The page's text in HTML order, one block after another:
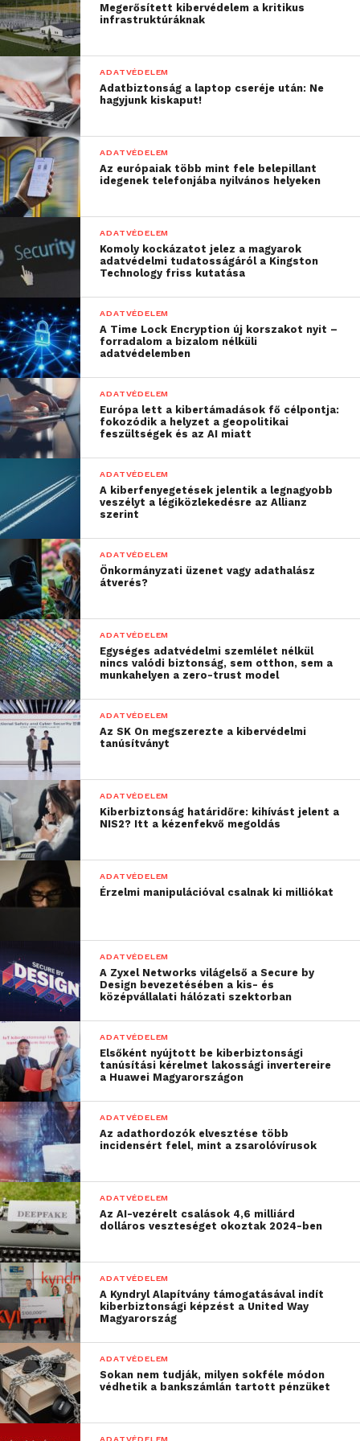
ezért arra hívja fel a figyelmet, hogy egy webáruház
üzemeltetése felelősséggel is jár, és az minden
honlaptulajdonostól elvárható, hogy a különböző
bővítményeket a hivatalos forrásból vásárolja meg.
Megerősített kibervédelem a kritikus
infrastruktúráknak
ADATVÉDELEM
Adatbiztonság a laptop cseréje után: Ne
hagyjunk kiskaput!
ADATVÉDELEM
Az európaiak több mint fele belepillant
idegenek telefonjába nyilvános helyeken
ADATVÉDELEM
Komoly kockázatot jelez a magyarok
adatvédelmi tudatosságáról a Kingston
Technology friss kutatása
ADATVÉDELEM
A Time Lock Encryption új korszakot nyit –
forradalom a bizalom nélküli
adatvédelemben
ADATVÉDELEM
Európa lett a kibertámadások fő célpontja:
fokozódik a helyzet a geopolitikai
feszültségek és az AI miatt
ADATVÉDELEM
A kiberfenyegetések jelentik a legnagyobb
veszélyt a légiközlekedésre az Allianz
szerint
ADATVÉDELEM
Önkormányzati üzenet vagy adathalász
átverés?
ADATVÉDELEM
Egységes adatvédelmi szemlélet nélkül
nincs valódi biztonság, sem otthon, sem a
munkahelyen a zero-trust model
ADATVÉDELEM
Az SK On megszerezte a kibervédelmi
tanúsítványt
ADATVÉDELEM
Kiberbiztonság határidőre: kihívást jelent a
NIS2? Itt a kézenfekvő megoldás
ADATVÉDELEM
Érzelmi manipulációval csalnak ki milliókat
ADATVÉDELEM
A Zyxel Networks világelső a Secure by
Design bevezetésében a kis- és
középvállalati hálózati szektorban
ADATVÉDELEM
Elsőként nyújtott be kiberbiztonsági
tanúsítási kérelmet lakossági invertereire
a Huawei Magyarországon
ADATVÉDELEM
Az adathordozók elvesztése több
incidensért felel, mint a zsarolóvírusok
ADATVÉDELEM
Az AI-vezérelt csalások 4,6 milliárd
dolláros veszteséget okoztak 2024-ben
ADATVÉDELEM
A Kyndryl Alapítvány támogatásával indít
kiberbiztonsági képzést a United Way
Magyarország
ADATVÉDELEM
Sokan nem tudják, milyen sokféle módon
védhetik a bankszámlán tartott pénzüket
ADATVÉDELEM